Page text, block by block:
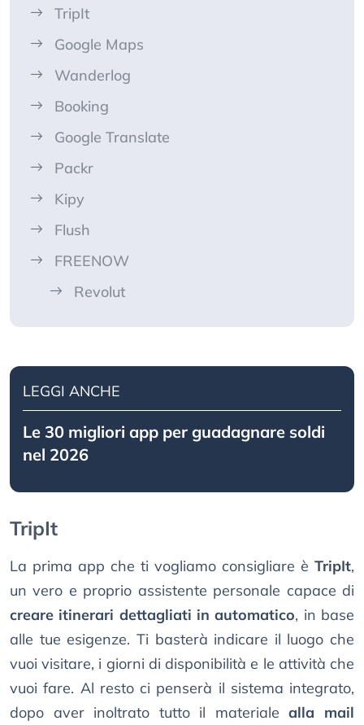
TripIt
Google Maps
Wanderlog
Booking
Google Translate
Packr
Kipy
Flush
FREENOW
Revolut
LEGGI ANCHE
Le 30 migliori app per guadagnare soldi
nel 2026
TripIt
La prima app che ti vogliamo consigliare è TripIt,
un vero e proprio assistente personale capace di
creare itinerari dettagliati in automatico, in base
alle tue esigenze. Ti basterà indicare il luogo che
vuoi visitare, i giorni di disponibilità e le attività che
vuoi fare. Al resto ci penserà il sistema integrato,
dopo aver inoltrato tutto il materialealla mail